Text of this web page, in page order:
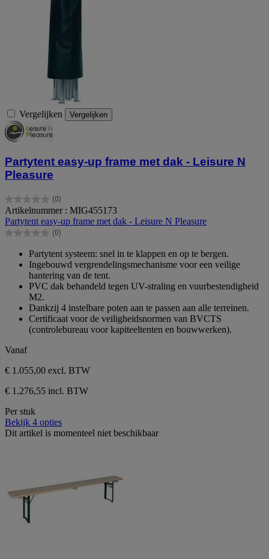
Vergelijken Vergelijken
Partytent easy-up frame met dak - Leisure N
Pleasure
(0)
0.0
van
de
5
Artikelnummer : MIG455173
Partytent easy-up frame met dak - Leisure N Pleasure
(0)
0.0
sterren.
Partytent systeem: snel in te klappen en op te bergen.
Ingebouwd vergrendelingsmechanisme voor een veilige
hantering van de tent.
PVC dak behandeld tegen UV-straling en vuurbestendigheid
M2.
Dankzij 4 instelbare poten aan te passen aan alle terreinen.
Certificaat voor de veiligheidsnormen van BVCTS
(controlebureau voor kapiteeltenten en bouwwerken).
Vanaf
€ 1.055,00 excl. BTW
€ 1.276,55 incl. BTW
Per stuk
Bekijk 4 opties
Dit artikel is momenteel niet beschikbaar